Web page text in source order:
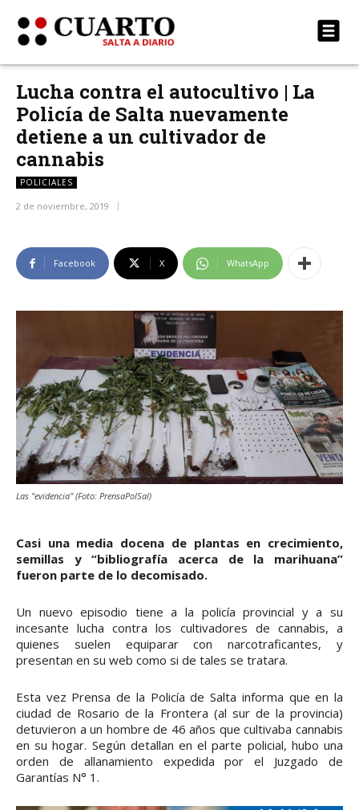
Lucha contra el autocultivo | La
Policía de Salta nuevamente
detiene a un cultivador de
cannabis
POLICIALES
2 de noviembre, 2019
Facebook X WhatsApp
Las "evidencia" (Foto: PrensaPolSal)
Casi una media docena de plantas en crecimiento,
semillas y “bibliografía acerca de la marihuana”
fueron parte de lo decomisado.
Un nuevo episodio tiene a la policía provincial y a su
incesante lucha contra los cultivadores de cannabis, a
quienes suelen equiparar con narcotraficantes, y
presentan en su web como si de tales se tratara.
Esta vez Prensa de la Policía de Salta informa que en la
ciudad de Rosario de la Frontera (al sur de la provincia)
detuvieron a un hombre de 46 años que cultivaba cannabis
en su hogar. Según detallan en el parte policial, hubo una
orden de allanamiento expedida por el Juzgado de
Garantías N° 1.